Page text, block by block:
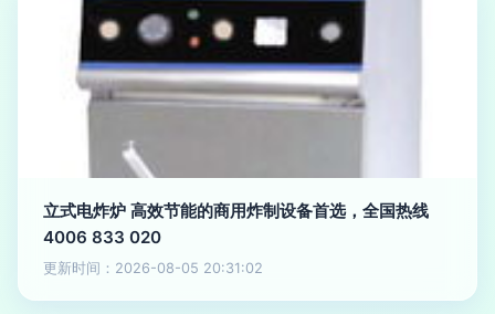
立式电炸炉 高效节能的商用炸制设备首选，全国热线
4006 833 020
更新时间：2026-08-05 20:31:02